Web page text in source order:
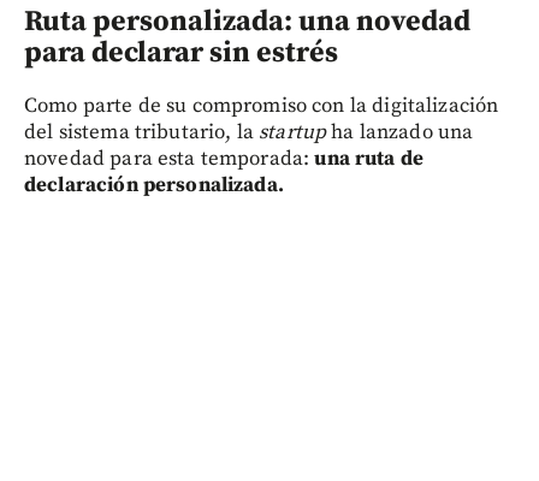
Ruta personalizada: una novedad
para declarar sin estrés
Como parte de su compromiso con la digitalización
del sistema tributario, la startupha lanzado una
novedad para esta temporada:una ruta de
declaración personalizada.